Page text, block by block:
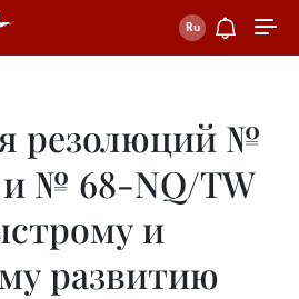
резолюций №
№ 68-NQ/TW
и
развитию